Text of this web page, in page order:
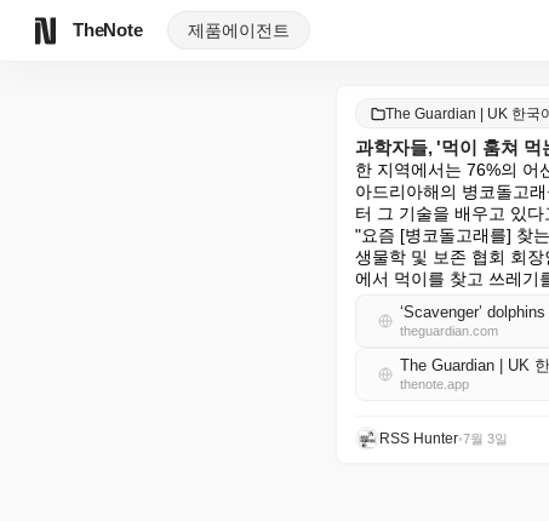
TheNote 제품에이전트
The Guardian | UK 한국
과학자들, '먹이 훔쳐 먹
한 지역에서는 76%의 어
아드리아해의 병코돌고
터 그 기술을 배우고 있
"요즘 [병코돌고래를] 찾
생물학 및 보존 협회 회
에서 먹이를 찾고 쓰레기
‘Scavenger’
theguardian.com
The Guardian | UK
thenote.app
RSS Hunter•7월 3일